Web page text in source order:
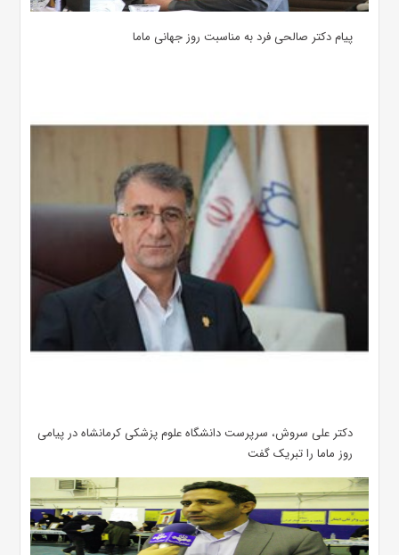
پیام دکتر صالحی فرد به مناسبت روز جهانی ماما
دکتر علی سروش، سرپرست دانشگاه علوم پزشکی کرمانشاه در پیامی
روز ماما را تبریک گفت